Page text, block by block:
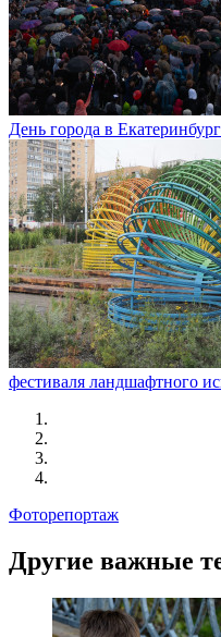
День города в
фестиваля ландшафтного
Фоторепортаж
Другие важные